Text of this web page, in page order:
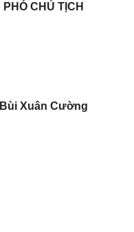
PHÓ CHỦ TỊCH
Bùi Xuân Cường